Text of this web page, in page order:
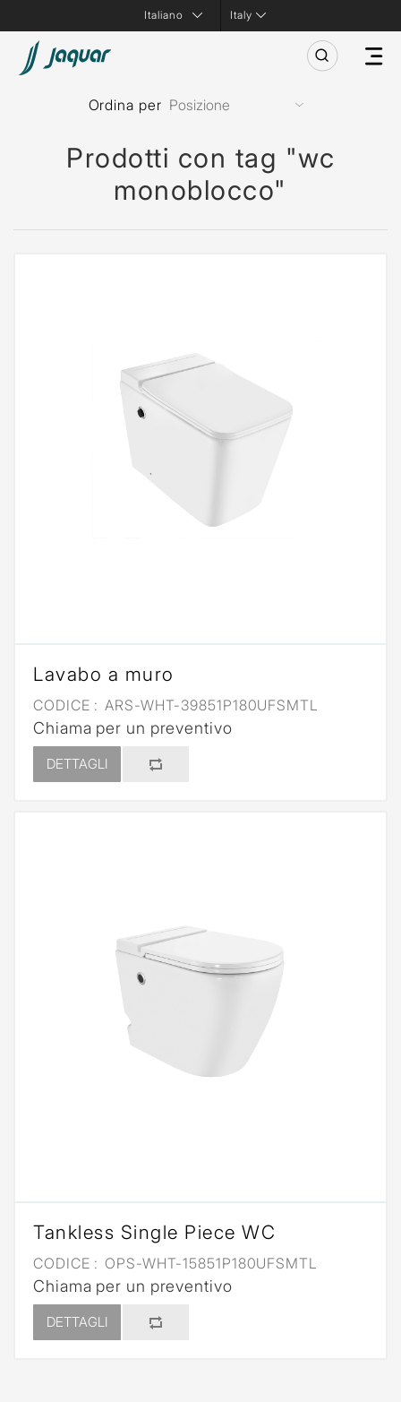
Italy
Prodotti con tag "wc
monoblocco"
Ordina per
Lavabo a muro
CODICE : ARS-WHT-39851P180UFSMTL
Chiama per un preventivo
DETTAGLI
Tankless Single Piece WC
CODICE : OPS-WHT-15851P180UFSMTL
Chiama per un preventivo
DETTAGLI